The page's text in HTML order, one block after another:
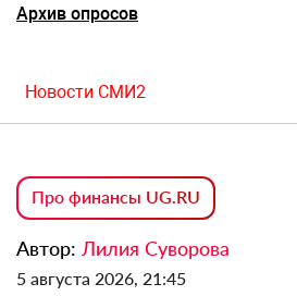
Архив опросов
Новости СМИ2
Про финансы UG.RU
Автор: Лилия Суворова
5 августа 2026, 21:45